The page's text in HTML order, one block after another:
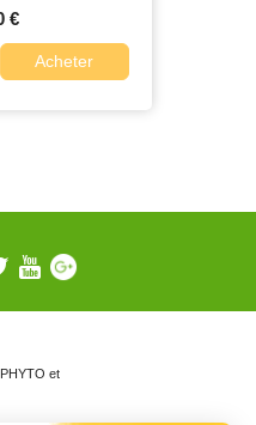
€
Acheter
et